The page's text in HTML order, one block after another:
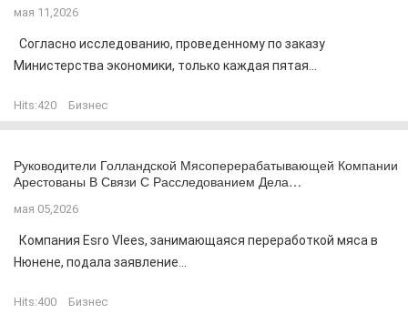
мая 11,2026
Согласно исследованию, проведенному по заказу
Министерства экономики, только каждая пятая...
Hits:420 Бизнес
Руководители Голландской Мясоперерабатывающей Компании
Арестованы В Связи С Расследованием Дела…
мая 05,2026
Компания Esro Vlees, занимающаяся переработкой мяса в
Нюнене, подала заявление...
Hits:400 Бизнес